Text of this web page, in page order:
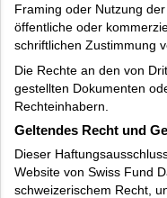
Framing oder Nutzung
öffentliche oder
schriftlichen Zustimmung
Die Rechte an den von
gestellten Dokumenten
Rechteinhabern.
Geltendes Recht und
Dieser
Website von Swiss Fund
schweizerischem Recht,